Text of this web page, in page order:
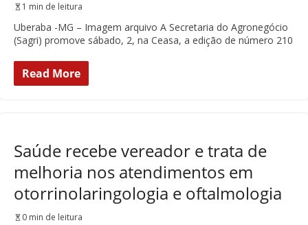
1 min de leitura
Uberaba -MG – Imagem arquivo A Secretaria do Agronegócio
(Sagri) promove sábado, 2, na Ceasa, a edição de número 210
Read More
Saúde recebe vereador e trata de
melhoria nos atendimentos em
otorrinolaringologia e oftalmologia
0 min de leitura